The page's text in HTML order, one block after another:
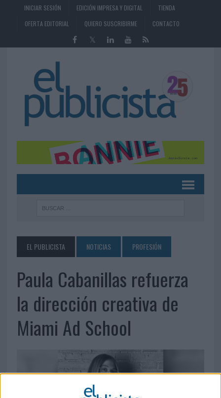
INICIAR SESIÓN EDICIÓN IMPRESA Y DIGITAL
TIENDA
OFERTA EDITORIAL
QUIERO SUSCRIBIRME CONTACTO
EL PUBLICISTA NOTICIAS PROFESIÓN
Paula Cabanillas refuerza
la dirección creativa de
Miami Ad School